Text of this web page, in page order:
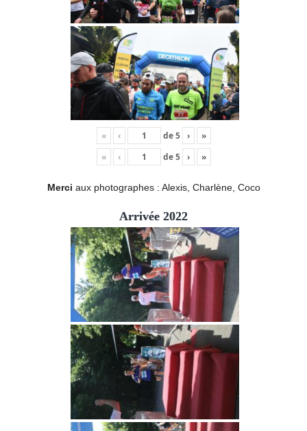
« ‹ de5 ›
»
«
‹ de5 › »
Merci aux photographes : Alexis, Charlène, Coco
Arrivée 2022